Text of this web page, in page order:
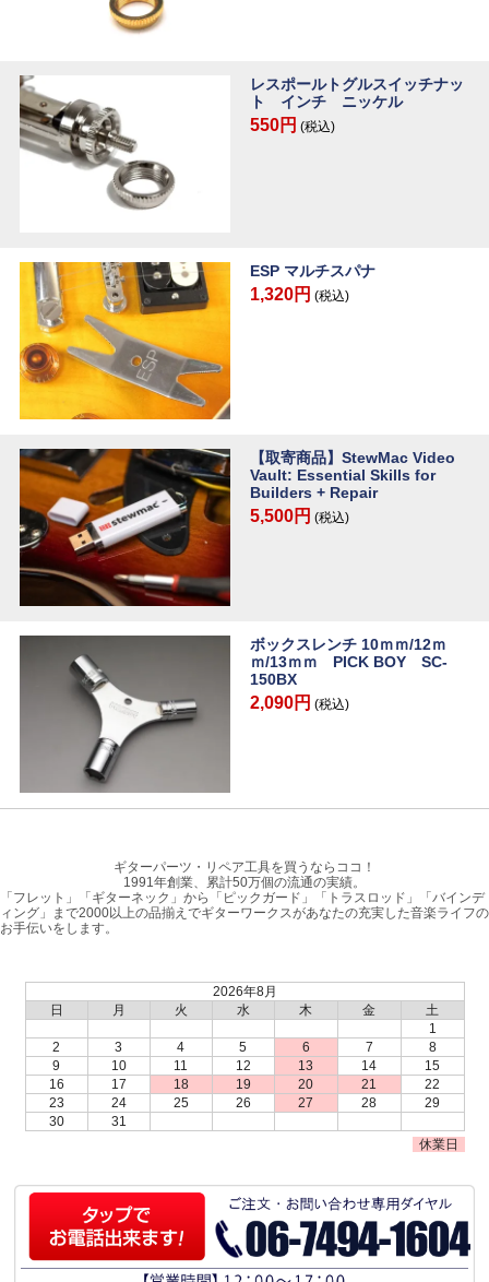
レスポールトグルスイッチナッ
ト インチ ニッケル
550円 (税込)
ESP マルチスパナ
1,320円 (税込)
【取寄商品】StewMac Video
Vault: Essential Skills for
Builders + Repair
5,500円 (税込)
ボックスレンチ 10ｍｍ/12ｍ
ｍ/13ｍｍ PICK BOY SC-
150BX
2,090円 (税込)
ギターパーツ・リペア工具を買うならココ！
1991年創業、累計50万個の流通の実績。
「フレット」「ギターネック」から「ピックガード」「トラスロッド」「バインデ
ィング」まで2000以上の品揃えでギターワークスがあなたの充実した音楽ライフの
お手伝いをします。
2026年8月
日
月 火 水 木 金
土
1
2
3 4 5 6 7
8
9
10 11 12 13 14
15
16
17 18 19 20 21
22
23
24 25 26 27 28
29
30
31
休業日